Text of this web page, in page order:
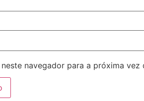
navegador para a próxima vez